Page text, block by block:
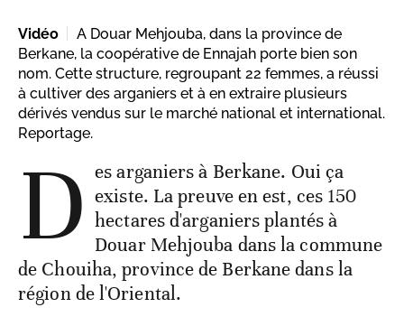
Vidéo
A Douar Mehjouba, dans la province de
Berkane, la coopérative de Ennajah porte bien son
nom. Cette structure, regroupant 22 femmes, a réussi
à cultiver des arganiers et à en extraire plusieurs
dérivés vendus sur le marché national et international.
Reportage.
D es arganiers à Berkane. Oui ça
existe. La preuve en est, ces 150
hectares d'arganiers plantés à
Douar Mehjouba dans la commune
de Chouiha, province de Berkane dans la
région de l'Oriental.